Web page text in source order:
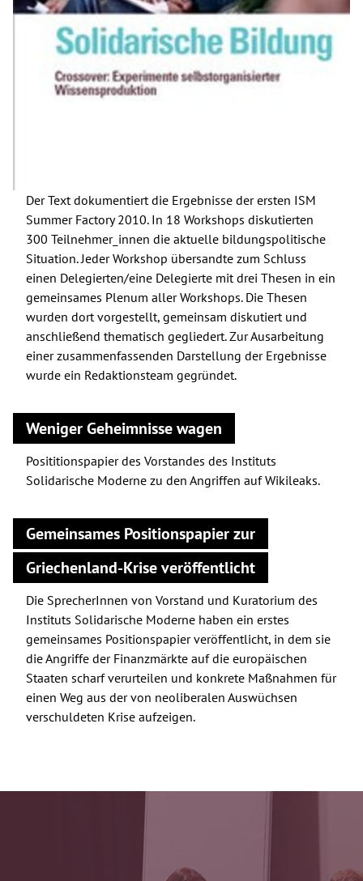
Der Text dokumentiert die Ergebnisse der ersten ISM
Summer Factory 2010. In 18 Workshops diskutierten
300 Teilnehmer_innen die aktuelle bildungspolitische
Situation. Jeder Workshop übersandte zum Schluss
einen Delegierten/eine Delegierte mit drei Thesen in ein
gemeinsames Plenum aller Workshops. Die Thesen
wurden dort vorgestellt, gemeinsam diskutiert und
anschließend thematisch gegliedert. Zur Ausarbeitung
einer zusammenfassenden Darstellung der Ergebnisse
wurde ein Redaktionsteam gegründet.
Weniger Geheimnisse wagen
Posititionspapier des Vorstandes des Instituts
Solidarische Moderne zu den Angriffen auf Wikileaks.
Gemeinsames Positionspapier zur
Griechenland-Krise veröffentlicht
Die SprecherInnen von Vorstand und Kuratorium des
Instituts Solidarische Moderne haben ein erstes
gemeinsames Positionspapier veröffentlicht, in dem sie
die Angriffe der Finanzmärkte auf die europäischen
Staaten scharf verurteilen und konkrete Maßnahmen für
einen Weg aus der von neoliberalen Auswüchsen
verschuldeten Krise aufzeigen.